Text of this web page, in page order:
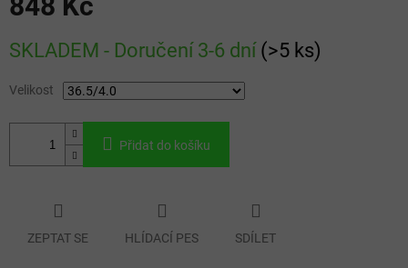
cena:
SKLADEM - Doručení 3-6 dní (>5 ks)
Velikost
Přidat do košíku
ZEPTAT SE HLÍDACÍ PES SDÍLET